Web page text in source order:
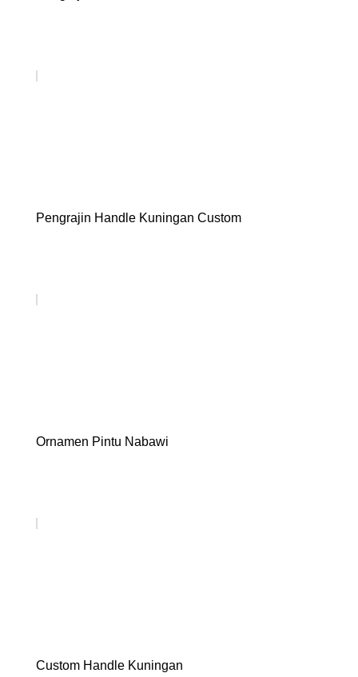
Pengrajin Handle Kuningan Custom
Ornamen Pintu Nabawi
Custom Handle Kuningan